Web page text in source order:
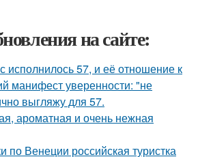
на сайте:
57, и её отношение к
манифест уверенности: "не
выгляжу для 57.
ароматная и очень нежная
по Венеции российская туристка